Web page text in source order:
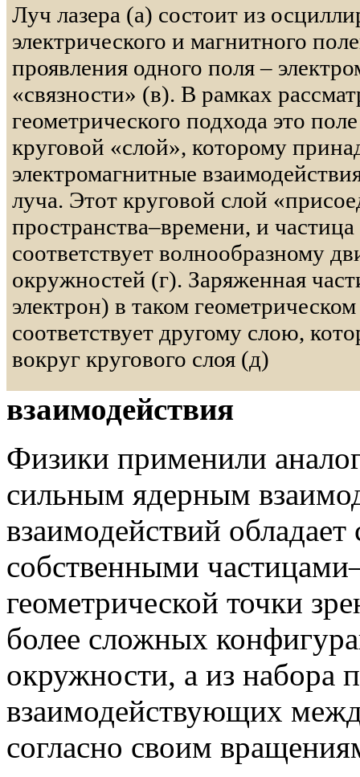
Луч лазера (а) состоит из
электрического и магнитного
проявления одного поля –
«связности» (в). В рамках
геометрического подхода это
круговой «слой», которому
электромагнитные
луча. Этот круговой слой
пространства–времени, и
соответствует волнообразному
окружностей (г). Заряженная
электрон) в таком
соответствует другому слою,
вокруг кругового слоя (д)
взаимодействия
Физики применили
сильным ядерным
взаимодействий
собственными
геометрической точки
более сложных
окружности, а из набора
взаимодействующих
согласно своим